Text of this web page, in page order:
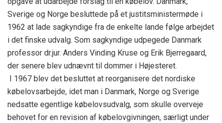
Sverige og Norge besluttede på et justitsministermøde i
1962 at lade sagkyndige fra de enkelte lande følge arbejdet
i det finske udvalg. Som sagkyndige udpegede Danmark
professor dr.jur. Anders Vinding Kruse og Erik Bjerregaard,
der senere blev udnævnt til dommer i Højesteret.
I 1967 blev det besluttet at reorganisere det nordiske
købelovsarbejde, idet man i Danmark, Norge og Sverige
nedsatte egentlige købelovsudvalg, som skulle overveje
behovet for en revision af købelovgivningen, særligt under